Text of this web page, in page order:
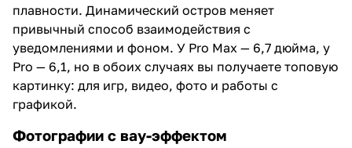
плавности. Динамический остров меняет
привычный способ взаимодействия с
уведомлениями и фоном. У Pro Max — 6,7 дюйма, у
Pro — 6,1, но в обоих случаях вы получаете топовую
картинку: для игр, видео, фото и работы с
графикой.
Фотографии с вау-эффектом